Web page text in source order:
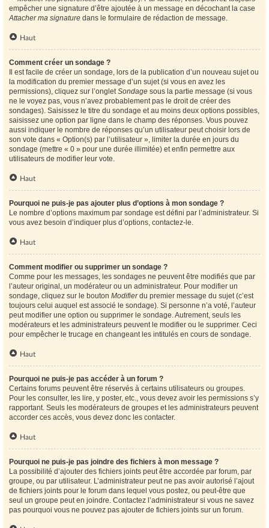
empêcher une signature d’être ajoutée à un message en décochant la case
Attacher ma signature dans le formulaire de rédaction de message.
Haut
Comment créer un sondage ?
Il est facile de créer un sondage, lors de la publication d’un nouveau sujet ou
la modification du premier message d’un sujet (si vous en avez les
permissions), cliquez sur l’ongletSondage sous la partie message (si vous
ne le voyez pas, vous n’avez probablement pas le droit de créer des
sondages). Saisissez le titre du sondage et au moins deux options possibles,
saisissez une option par ligne dans le champ des réponses. Vous pouvez
aussi indiquer le nombre de réponses qu’un utilisateur peut choisir lors de
son vote dans « Option(s) par l’utilisateur », limiter la durée en jours du
sondage (mettre « 0 » pour une durée illimitée) et enfin permettre aux
utilisateurs de modifier leur vote.
Haut
Pourquoi ne puis-je pas ajouter plus d’options à mon sondage ?
Le nombre d’options maximum par sondage est défini par l’administrateur. Si
vous avez besoin d’indiquer plus d’options, contactez-le.
Haut
Comment modifier ou supprimer un sondage ?
Comme pour les messages, les sondages ne peuvent être modifiés que par
l’auteur original, un modérateur ou un administrateur. Pour modifier un
sondage, cliquez sur le bouton Modifierdu premier message du sujet (c’est
toujours celui auquel est associé le sondage). Si personne n’a voté, l’auteur
peut modifier une option ou supprimer le sondage. Autrement, seuls les
modérateurs et les administrateurs peuvent le modifier ou le supprimer. Ceci
pour empêcher le trucage en changeant les intitulés en cours de sondage.
Haut
Pourquoi ne puis-je pas accéder à un forum ?
Certains forums peuvent être réservés à certains utilisateurs ou groupes.
Pour les consulter, les lire, y poster, etc., vous devez avoir les permissions s’y
rapportant. Seuls les modérateurs de groupes et les administrateurs peuvent
accorder ces accès, vous devez donc les contacter.
Haut
Pourquoi ne puis-je pas joindre des fichiers à mon message ?
La possibilité d’ajouter des fichiers joints peut être accordée par forum, par
groupe, ou par utilisateur. L’administrateur peut ne pas avoir autorisé l’ajout
de fichiers joints pour le forum dans lequel vous postez, ou peut-être que
seul un groupe peut en joindre. Contactez l’administrateur si vous ne savez
pas pourquoi vous ne pouvez pas ajouter de fichiers joints sur un forum.